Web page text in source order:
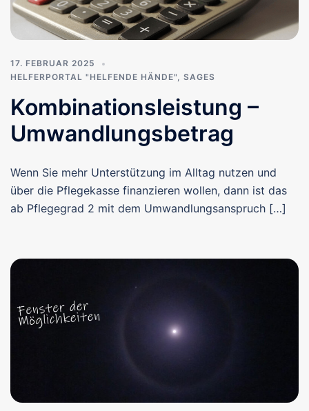
17. FEBRUAR 2025
HELFERPORTAL "HELFENDE HÄNDE", SAGES
Kombinationsleistung –
Umwandlungsbetrag
Wenn Sie mehr Unterstützung im Alltag nutzen und
über die Pflegekasse finanzieren wollen, dann ist das
ab Pflegegrad 2 mit dem Umwandlungsanspruch […]